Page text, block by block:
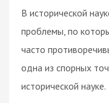
В исторической
проблемы, по
часто
одна из спорных
исторической науке.